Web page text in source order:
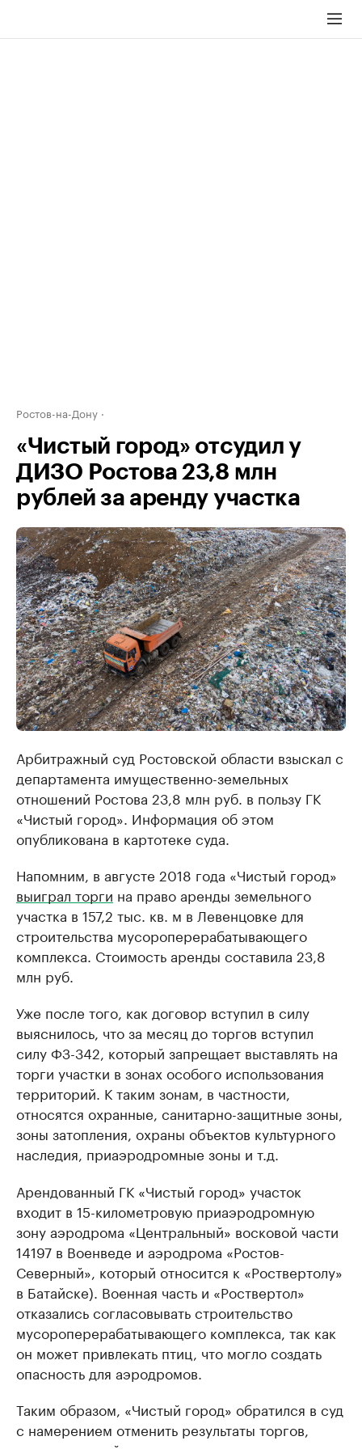
Ростов-на-Дону
«Чистый город» отсудил у
ДИЗО Ростова 23,8 млн
рублей за аренду участка
Арбитражный суд Ростовской области взыскал с
департамента имущественно-земельных
отношений Ростова 23,8 млн руб. в пользу ГК
«Чистый город». Информация об этом
опубликована в картотеке суда.
Напомним, в августе 2018 года «Чистый город»
выиграл торги на право аренды земельного
участка в 157,2 тыс. кв. м в Левенцовке для
строительства мусороперерабатывающего
комплекса. Стоимость аренды составила 23,8
млн руб.
Уже после того, как договор вступил в силу
выяснилось, что за месяц до торгов вступил
силу ФЗ-342, который запрещает выставлять на
торги участки в зонах особого использования
территорий. К таким зонам, в частности,
относятся охранные, санитарно-защитные зоны,
зоны затопления, охраны объектов культурного
наследия, приаэродромные зоны и т.д.
Арендованный ГК «Чистый город» участок
входит в 15-километровую приаэродромную
зону аэродрома «Центральный» восковой части
14197 в Военведе и аэродрома «Ростов-
Северный», который относится к «Роствертолу»
в Батайске). Военная часть и «Роствертол»
отказались согласовывать строительство
мусороперерабатывающего комплекса, так как
он может привлекать птиц, что могло создать
опасность для аэродромов.
Таким образом, «Чистый город» обратился в суд
с намерением отменить результаты торгов,